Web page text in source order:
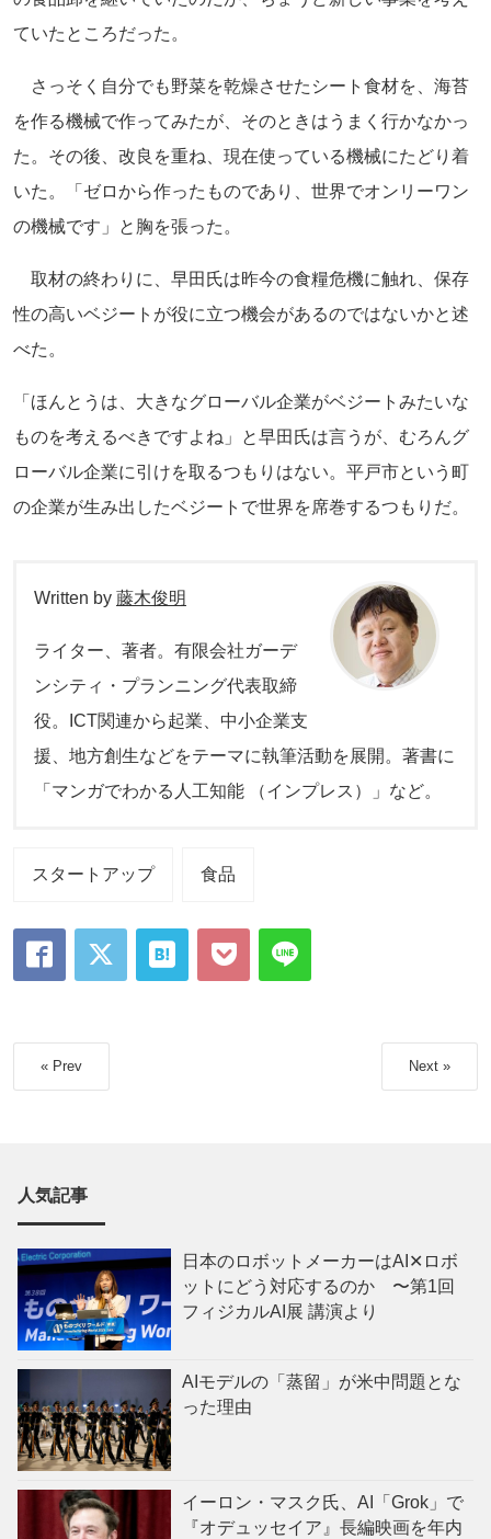
ていたところだった。
さっそく自分でも野菜を乾燥させたシート食材を、海苔
を作る機械で作ってみたが、そのときはうまく行かなかっ
た。その後、改良を重ね、現在使っている機械にたどり着
いた。「ゼロから作ったものであり、世界でオンリーワン
の機械です」と胸を張った。
取材の終わりに、早田氏は昨今の食糧危機に触れ、保存
性の高いベジートが役に立つ機会があるのではないかと述
べた。
「ほんとうは、大きなグローバル企業がベジートみたいな
ものを考えるべきですよね」と早田氏は言うが、むろんグ
ローバル企業に引けを取るつもりはない。平戸市という町
の企業が生み出したベジートで世界を席巻するつもりだ。
Written by 藤木俊明
ライター、著者。有限会社ガーデ
ンシティ・プランニング代表取締
役。ICT関連から起業、中小企業支
援、地方創生などをテーマに執筆活動を展開。著書に
「マンガでわかる人工知能 （インプレス）」など。
スタートアップ 食品
« Prev Next »
人気記事
日本のロボットメーカーはAI✕ロボ
ットにどう対応するのか 〜第1回
フィジカルAI展 講演より
AIモデルの「蒸留」が米中問題とな
った理由
イーロン・マスク氏、AI「Grok」で
『オデュッセイア』長編映画を年内